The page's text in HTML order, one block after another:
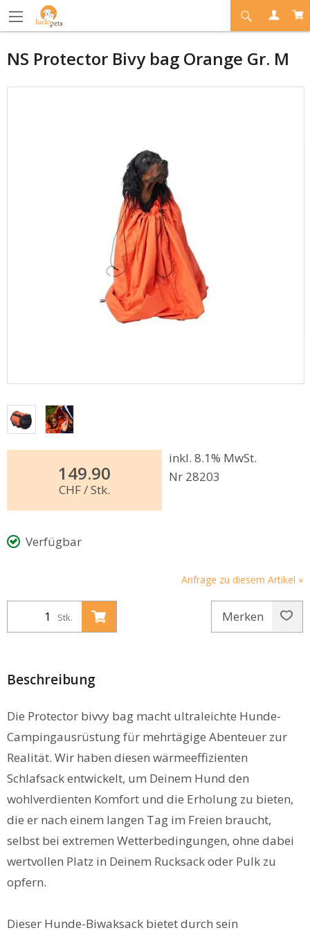
NS Protector Bivy bag Orange Gr. M
149.90
CHF/ Stk.
inkl. 8.1% MwSt.
Nr 28203
Verfügbar
Anfrage zu diesem Artikel »
Stk. Merken
Beschreibung
Die Protector bivvy bag macht ultraleichte Hunde-
Campingausrüstung für mehrtägige Abenteuer zur
Realität. Wir haben diesen wärmeeffizienten
Schlafsack entwickelt, um Deinem Hund den
wohlverdienten Komfort und die Erholung zu bieten,
die er nach einem langen Tag im Freien braucht,
selbst bei extremen Wetterbedingungen, ohne dabei
wertvollen Platz in Deinem Rucksack oder Pulk zu
opfern.
Dieser Hunde-Biwaksack bietet durch sein